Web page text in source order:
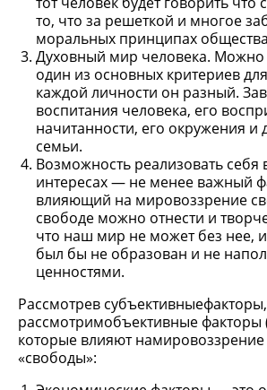
то, что за решеткой и многое
моральных принципах
Духовный мир человека. Можно
один из основных критериев
каждой личности он разный.
воспитания человека, его
начитанности, его окружения и
семьи.
Возможность реализовать себя
интересах — не менее важный
влияющий на мировоззрение
свободе можно отнести и
что наш мир не может без нее,
был бы не образован и не
ценностями.
Рассмотрев
рассмотримобъективные факторы
которые влияют намировоззрение
«свободы»: